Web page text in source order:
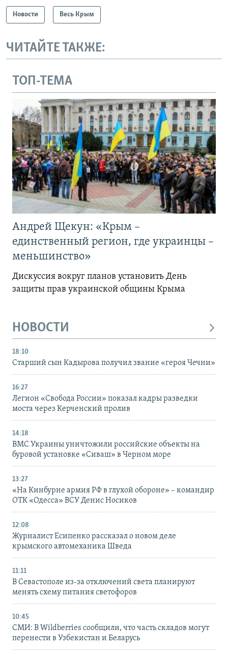
Новости Весь Крым
ЧИТАЙТЕ ТАКЖЕ:
ТОП-ТЕМА
Андрей Щекун: «Крым –
единственный регион, где украинцы –
меньшинство»
Дискуссия вокруг планов установить День
защиты прав украинской общины Крыма
НОВОСТИ
18:10
Старший сын Кадырова получил звание «героя Чечни»
16:27
Легион «Свобода России» показал кадры разведки
моста через Керченский пролив
14:18
ВМС Украины уничтожили российские объекты на
буровой установке «Сиваш» в Черном море
13:27
«На Кинбурне армия РФ в глухой обороне» – командир
ОТК «Одесса» ВСУ Денис Носиков
12:08
Журналист Есипенко рассказал о новом деле
крымского автомеханика Шведа
11:11
В Севастополе из-за отключений света планируют
менять схему питания светофоров
10:45
СМИ: В Wildberries сообщили, что часть складов могут
перенести в Узбекистан и Беларусь